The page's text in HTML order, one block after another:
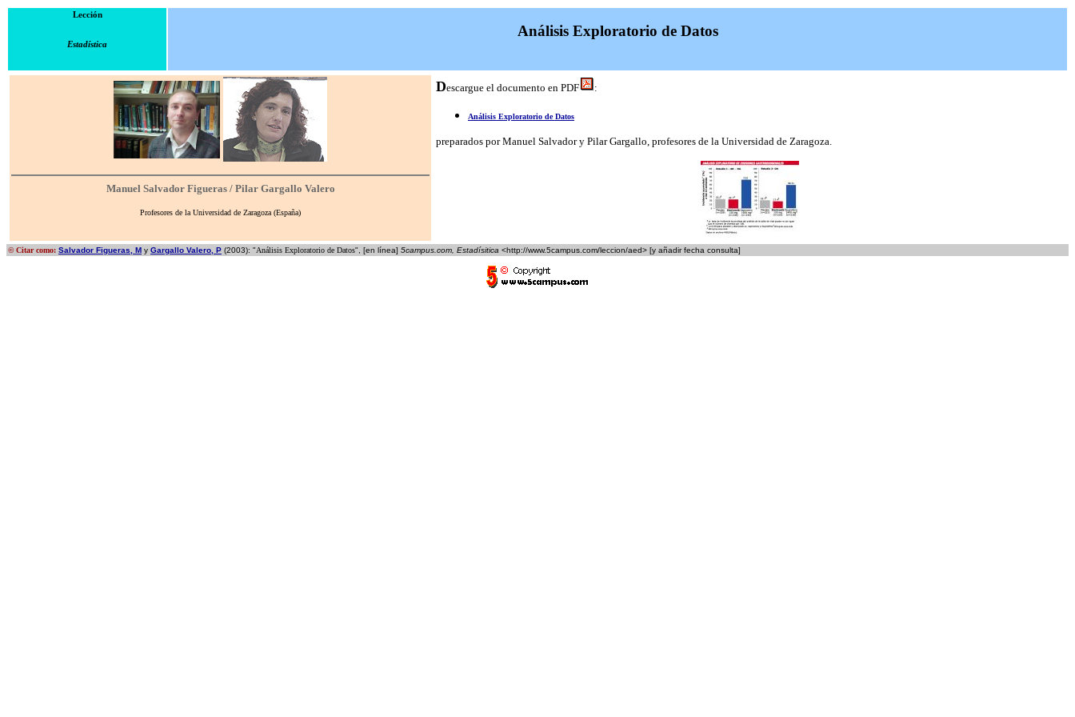
Lección
Estadística
Análisis Exploratorio de Datos
Manuel Salvador Figueras / Pilar Gargallo Valero
Profesores de la Universidad de Zaragoza (España)
Descargue el documento en PDF :
Análisis Exploratorio de Datos
preparados por Manuel Salvador y Pilar Gargallo, profesores de la Universidad de Zaragoza.
© Citar como: Salvador Figueras, M y Gargallo Valero, P (2003): "Análisis Exploratorio de Datos", [en línea] 5campus.com, Estadísitica <http://www.5campus.com/leccion/aed> [y añadir fecha consulta]